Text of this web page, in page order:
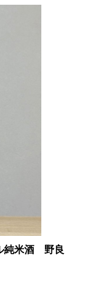
純米酒 野良